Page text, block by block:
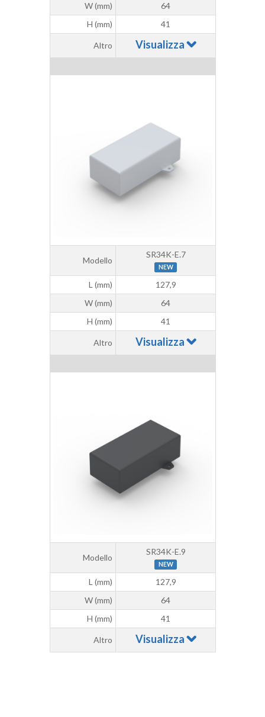
W (mm)
64
H (mm)
41
Altro Visualizza
Modello
SR34K-E.7
NEW
L (mm)
127,9
W (mm)
64
H (mm)
41
Altro Visualizza
Modello
SR34K-E.9
NEW
L (mm)
127,9
W (mm)
64
H (mm)
41
Altro Visualizza